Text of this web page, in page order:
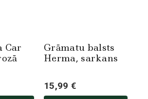
Car
Grāmatu balsts
Herma, sarkans
15,99 €